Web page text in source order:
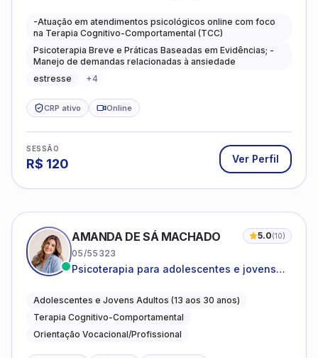
caminhos mais gentis para se viver.
-Atuação em atendimentos psicológicos online com foco
na Terapia Cognitivo-Comportamental (TCC)
Psicoterapia Breve e Práticas Baseadas em Evidências; -
Manejo de demandas relacionadas à ansiedade
estresse
+4
CRP ativo Online
SESSÃO
R$ 120 Ver Perfil
AMANDA DE SÁ MACHADO 5.0(10)
05/55323
Psicoterapia para adolescentes e jovens
autoestima, relações e orientação
profissional
Adolescentes e Jovens Adultos (13 aos 30 anos)
Terapia Cognitivo-Comportamental
Orientação Vocacional/Profissional